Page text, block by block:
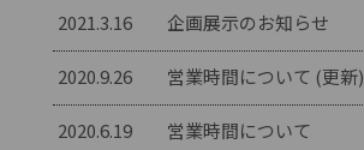
2021.3.16 企画展示のお知らせ
2020.9.26 営業時間について (更新)
2020.6.19 営業時間について